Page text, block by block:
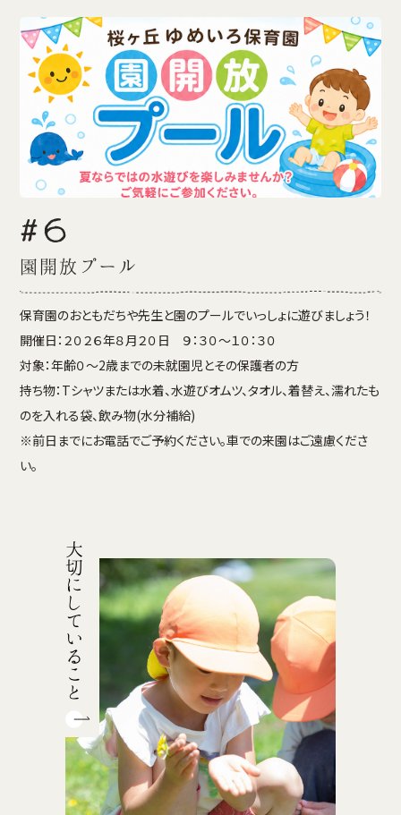
#6
園開放プール
保育園のおともだちや先生と園のプールでいっしょに遊びましょう！
開催日：２０２６年８月２０日 ９：３０～１０：３０
対象：年齢０～2歳までの未就園児とその保護者の方
持ち物：Tシャツまたは水着、水遊びオムツ、タオル、着替え、濡れたも
のを入れる袋、飲み物(水分補給)
※前日までにお電話でご予約ください。車での来園はご遠慮くださ
い。
大切にしていること